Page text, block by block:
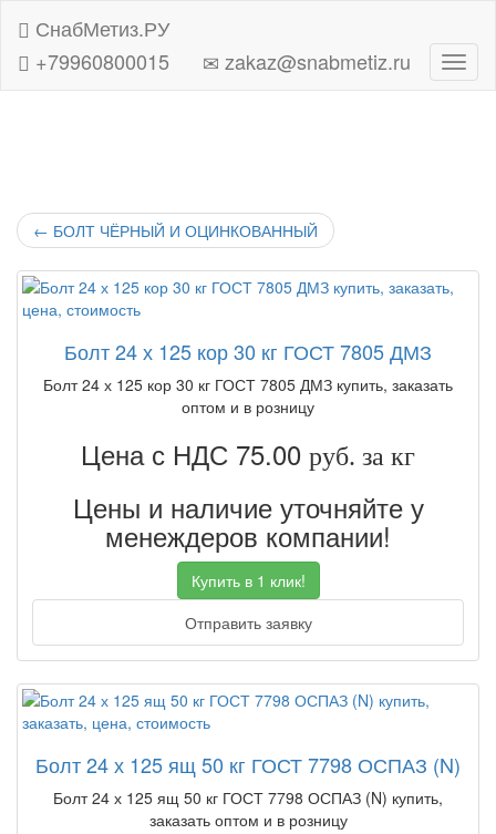
СнабМетиз.РУ
+79960800015
zakaz@snabmetiz.ru
← БОЛТ ЧЁРНЫЙ И ОЦИНКОВАННЫЙ
Болт 24 х 125 кор 30 кг ГОСТ 7805 ДМЗ
Болт 24 х 125 кор 30 кг ГОСТ 7805 ДМЗ купить, заказать
оптом и в розницу
Цена с НДС 75.00 руб. за кг
Цены и наличие уточняйте у
менеждеров компании!
Купить в 1 клик!
Отправить заявку
Болт 24 х 125 ящ 50 кг ГОСТ 7798 ОСПАЗ (N)
Болт 24 х 125 ящ 50 кг ГОСТ 7798 ОСПАЗ (N) купить,
заказать оптом и в розницу